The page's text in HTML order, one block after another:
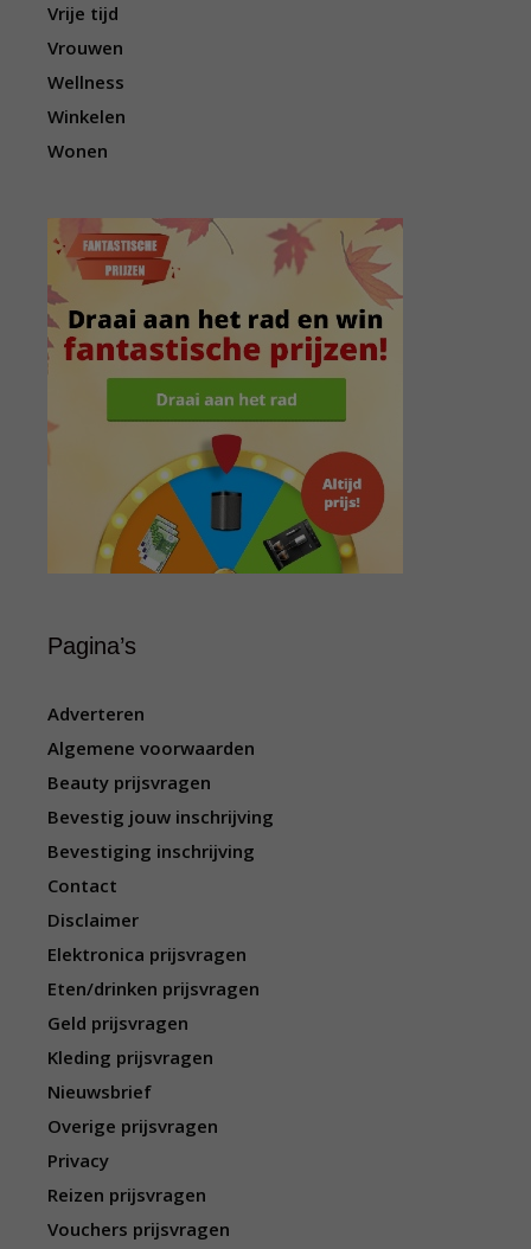
Vrije tijd
Vrouwen
Wellness
Winkelen
Wonen
Pagina’s
Adverteren
Algemene voorwaarden
Beauty prijsvragen
Bevestig jouw inschrijving
Bevestiging inschrijving
Contact
Disclaimer
Elektronica prijsvragen
Eten/drinken prijsvragen
Geld prijsvragen
Kleding prijsvragen
Nieuwsbrief
Overige prijsvragen
Privacy
Reizen prijsvragen
Vouchers prijsvragen